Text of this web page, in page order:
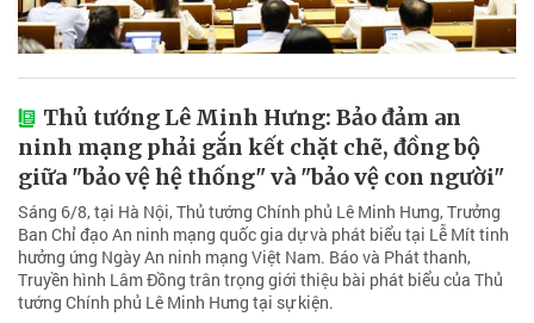
Thủ tướng Lê Minh Hưng: Bảo đảm an
ninh mạng phải gắn kết chặt chẽ, đồng bộ
giữa "bảo vệ hệ thống" và "bảo vệ con người"
Sáng 6/8, tại Hà Nội, Thủ tướng Chính phủ Lê Minh Hưng, Trưởng
Ban Chỉ đạo An ninh mạng quốc gia dự và phát biểu tại Lễ Mít tinh
hưởng ứng Ngày An ninh mạng Việt Nam. Báo và Phát thanh,
Truyền hình Lâm Đồng trân trọng giới thiệu bài phát biểu của Thủ
tướng Chính phủ Lê Minh Hưng tại sự kiện.